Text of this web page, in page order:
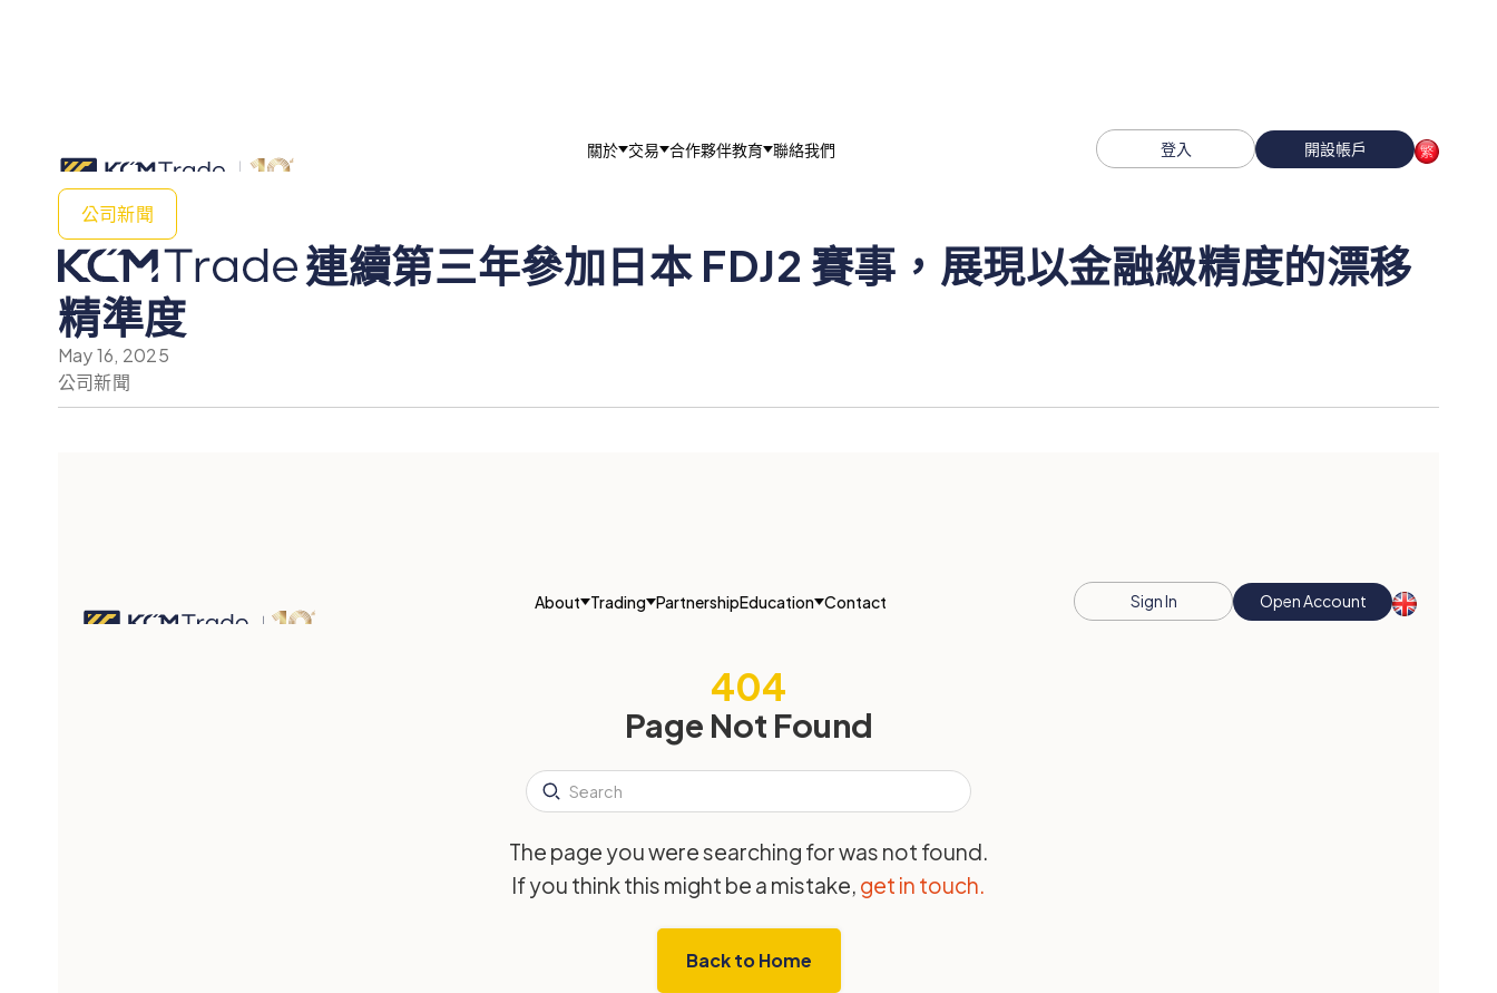
關於 交易 合作夥伴教育 聯絡我們 登入 開設帳戶
公司新聞
連續第三年參加日本 FDJ2 賽事，展現以金融級精度的漂移
精準度
May 16, 2025
公司新聞